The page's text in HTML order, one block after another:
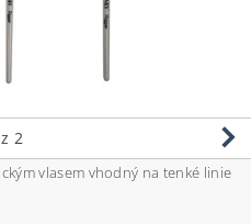
z 2
vlasem vhodný na tenké linie